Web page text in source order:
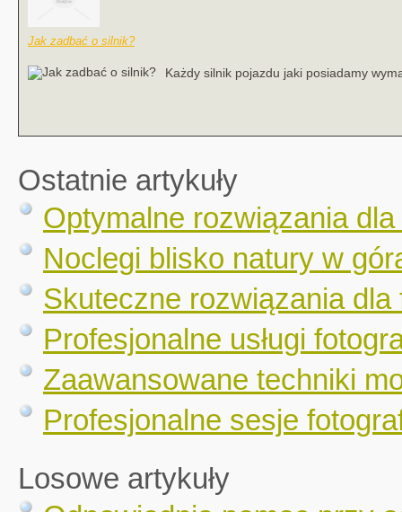
Jak zadbać o silnik?
Każdy silnik pojazdu jaki posiadamy
Ostatnie artykuły
Optymalne rozwiązania dla
Noclegi blisko natury w
Skuteczne rozwiązania
Profesjonalne usługi
Zaawansowane techniki
Profesjonalne sesje
Losowe artykuły